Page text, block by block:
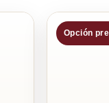
Opción